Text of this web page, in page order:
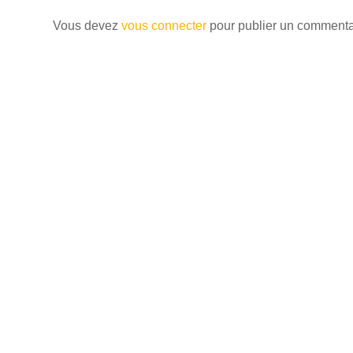
Vous devez vous connecter pour publier un